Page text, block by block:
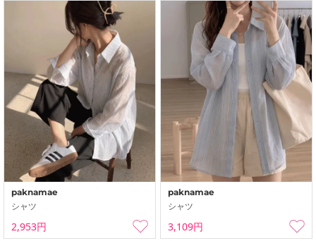
paknamae
シャツ
2,953円
paknamae
シャツ
3,109円